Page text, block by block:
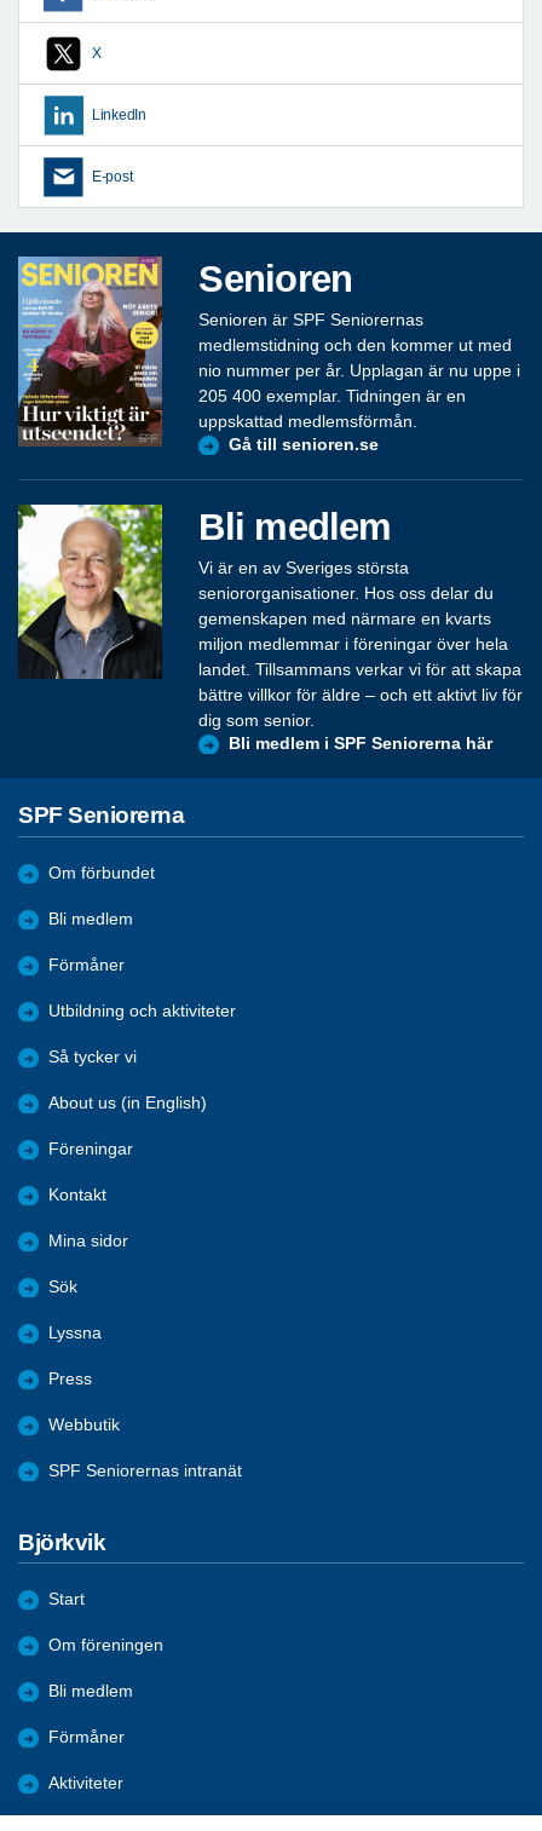
X
LinkedIn
E-post
Senioren
Senioren är SPF Seniorernas
medlemstidning och den kommer ut med
nio nummer per år. Upplagan är nu uppe i
205 400 exemplar. Tidningen är en
uppskattad medlemsförmån.
Gå till senioren.se
Bli medlem
Vi är en av Sveriges största
seniororganisationer. Hos oss delar du
gemenskapen med närmare en kvarts
miljon medlemmar i föreningar över hela
landet. Tillsammans verkar vi för att skapa
bättre villkor för äldre – och ett aktivt liv för
dig som senior.
Bli medlem i SPF Seniorerna här
SPF Seniorerna
Om förbundet
Bli medlem
Förmåner
Utbildning och aktiviteter
Så tycker vi
About us (in English)
Föreningar
Kontakt
Mina sidor
Sök
Lyssna
Press
Webbutik
SPF Seniorernas intranät
Björkvik
Start
Om föreningen
Bli medlem
Förmåner
Aktiviteter